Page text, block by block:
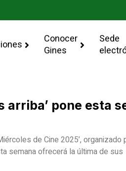
Conocer
Gines
Sede
pone esta
de Cine 2025’, organizado
semana ofrecerá la última de sus